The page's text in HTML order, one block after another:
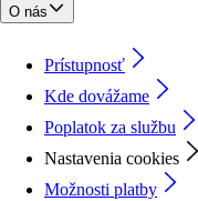
O nás
Prístupnosť
Kde dovážame
Poplatok za službu
Nastavenia cookies
Možnosti platby